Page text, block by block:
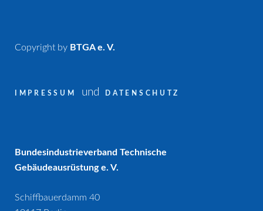
Copyright by BTGA e. V.
IMPRESSUM und DATENSCHUTZ
Bundesindustrieverband Technische
Gebäudeausrüstung e. V.
Schiffbauerdamm 40